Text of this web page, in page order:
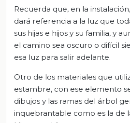
Recuerda que, en la
dará referencia a la luz que
sus hijas e hijos y su familia, y
el camino sea oscuro o difícil
esa luz para salir adelante.
Otro de los materiales que
estambre, con ese elemento
dibujos y las ramas del árbol
inquebrantable como es la de